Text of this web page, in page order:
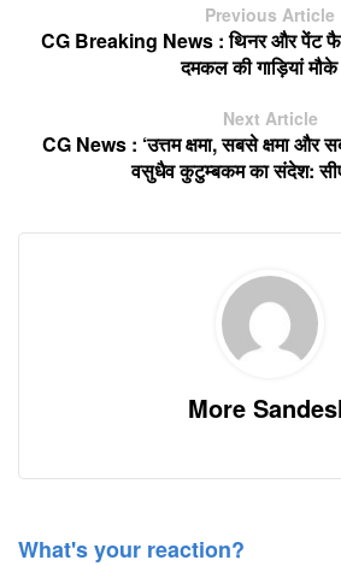
Previous Article
CG Breaking News : थिनर और पेंट
दमकल की गाड़ियां मौके
Next Article
CG News : ‘उत्तम क्षमा, सबसे क्षमा और
वसुधैव कुटुम्बकम का संदेश:
More
What's your reaction?